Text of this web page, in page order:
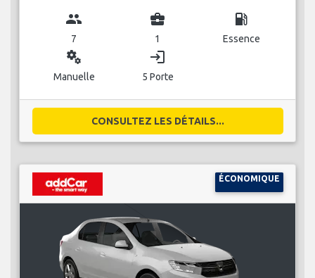
group
7
business_center
1
local_gas_station
Essence
miscellaneous_services
Manuelle
login
5 Porte
CONSULTEZ LES DÉTAILS...
ÉCONOMIQUE